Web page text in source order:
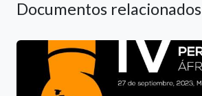
Documentos relacionados